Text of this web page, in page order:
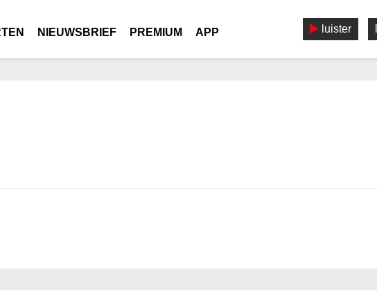
luister
NIEUWSBRIEF PREMIUM APP